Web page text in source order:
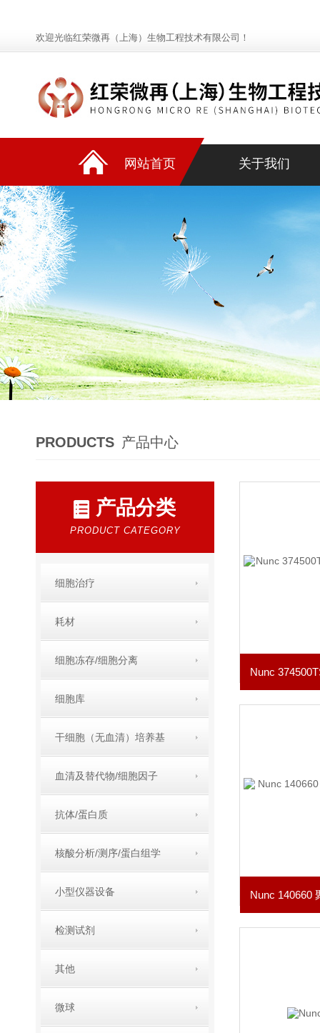
欢迎光临红荣微再（上海）生物工程技术有限公司！
网站首页 关于我们
PRODUCTS 产品中心
产品分类
PRODUCT CATEGORY
细胞治疗
耗材
细胞冻存/细胞分离
细胞库
干细胞（无血清）培养基
血清及替代物/细胞因子
抗体/蛋白质
核酸分析/测序/蛋白组学
小型仪器设备
检测试剂
其他
微球